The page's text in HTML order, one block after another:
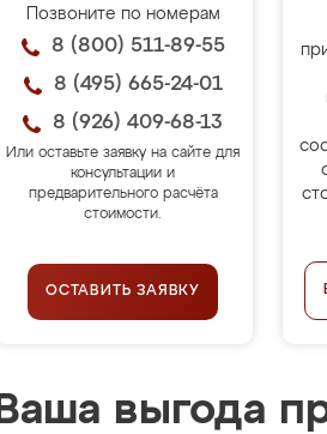
Позвоните по номерам
8 (800) 511-89-55
8 (495) 665-24-01
8 (926) 409-68-13
Или оставьте заявку на сайте для
консультации и
предварительного расчёта
стоимости.
ОСТАВИТЬ ЗАЯВКУ
Ваша выгода